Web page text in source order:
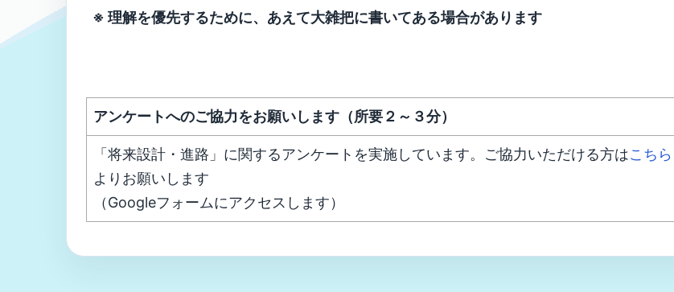
※ 理解を優先するために、あえて大雑把に書いてある場合があります
アンケートへのご協力をお願いします（所要２～３分）
「将来設計・進路」に関するアンケートを実施しています。ご協力いただける方はこちら
よりお願いします
（Googleフォームにアクセスします）